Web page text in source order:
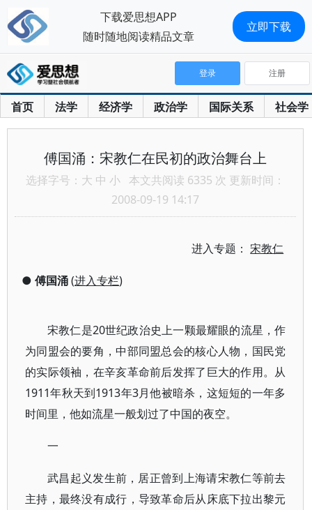
首页 法学 经济学 政治学 国际关系 社会学
登录 注册
傅国涌：宋教仁在民初的政治舞台上
选择字号： 大 中 小 本文共阅读 6335 次 更新时间：
2008-09-19 14:17
进入专题：宋教仁
● 傅国涌(进入专栏)
宋教仁是20世纪政治史上一颗最耀眼的流星，作
为同盟会的要角，中部同盟总会的核心人物，国民党
的实际领袖，在辛亥革命前后发挥了巨大的作用。从
1911年秋天到1913年3月他被暗杀，这短短的一年多
时间里，他如流星一般划过了中国的夜空。
一
武昌起义发生前，居正曾到上海请宋教仁等前去
主持，最终没有成行，导致革命后从床底下拉出黎元
下载爱思想APP
随时随地阅读精品文章
立即下载